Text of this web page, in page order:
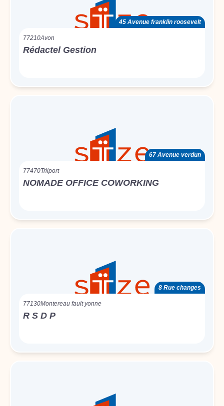
45 Avenue franklin roosevelt
77210Avon
Rédactel Gestion
67 Avenue verdun
77470Trilport
NOMADE OFFICE COWORKING
8 Rue changes
77130Montereau fault yonne
R S D P